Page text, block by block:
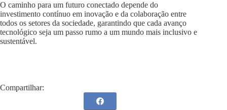
O caminho para um futuro conectado depende do
investimento contínuo em inovação e da colaboração entre
todos os setores da sociedade, garantindo que cada avanço
tecnológico seja um passo rumo a um mundo mais inclusivo e
sustentável.
Compartilhar: